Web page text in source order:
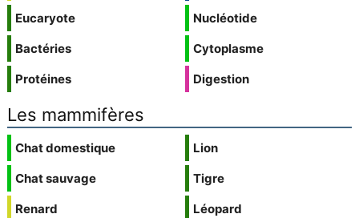
Eucaryote
Bactéries
Protéines
Nucléotide
Cytoplasme
Digestion
Les mammifères
Chat domestique
Chat sauvage
Renard
Lion
Tigre
Léopard